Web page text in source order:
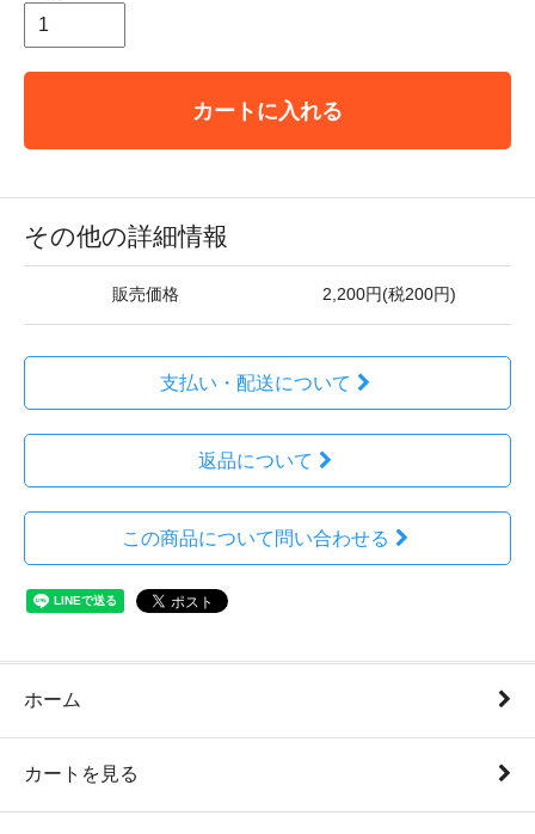
カートに入れる
その他の詳細情報
販売価格 2,200円(税200円)
支払い・配送について
返品について
この商品について問い合わせる
ホーム
カートを見る